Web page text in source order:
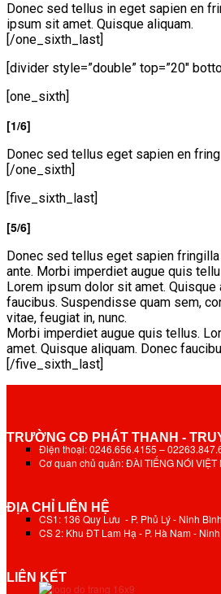
Donec sed tellus in eget sapien en
ipsum sit amet. Quisque aliquam.
[/one_sixth_last]
[divider style=”double” top=”20″
[one_sixth]
[1/6]
Donec sed tellus eget sapien en
[/one_sixth]
[five_sixth_last]
[5/6]
Donec sed tellus eget sapien fringilla
ante. Morbi imperdiet augue quis
Lorem ipsum dolor sit amet. Quisque
faucibus. Suspendisse quam sem,
vitae, feugiat in, nunc.
Morbi imperdiet augue quis tellus.
amet. Quisque aliquam. Donec
[/five_sixth_last]
TRƯỜNG CĐ PHÁT THANH -
Điện thoại: 0246.656.4155 –
Cơ quan chủ quản: ĐÀI TIẾNG NÓI VIỆT
ĐỊA CHỈ LIÊN HỆ
CS1: 136 Quy Lưu - P. Phủ Lý - Ninh Bình
CS 2: Khu ĐT Lam Hạ - P. Hà Nam -
LIÊN KẾT